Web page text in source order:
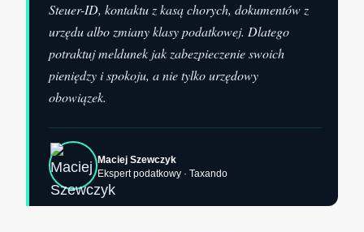
Steuer-ID, kontaktu z kasą chorych, dokumentów z
urzędu albo zmiany klasy podatkowej. Dlatego
potraktuj meldunek jak zabezpieczenie swoich
pieniędzy i spokoju, a nie tylko urzędowy
obowiązek.
Maciej Szewczyk
Ekspert podatkowy · Taxando